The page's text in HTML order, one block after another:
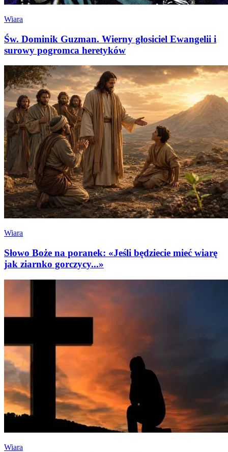
Wiara
Św. Dominik Guzman. Wierny głosiciel Ewangelii i
surowy pogromca heretyków
Wiara
Słowo Boże na poranek: «Jeśli będziecie mieć wiarę
jak ziarnko gorczycy...»
Wiara